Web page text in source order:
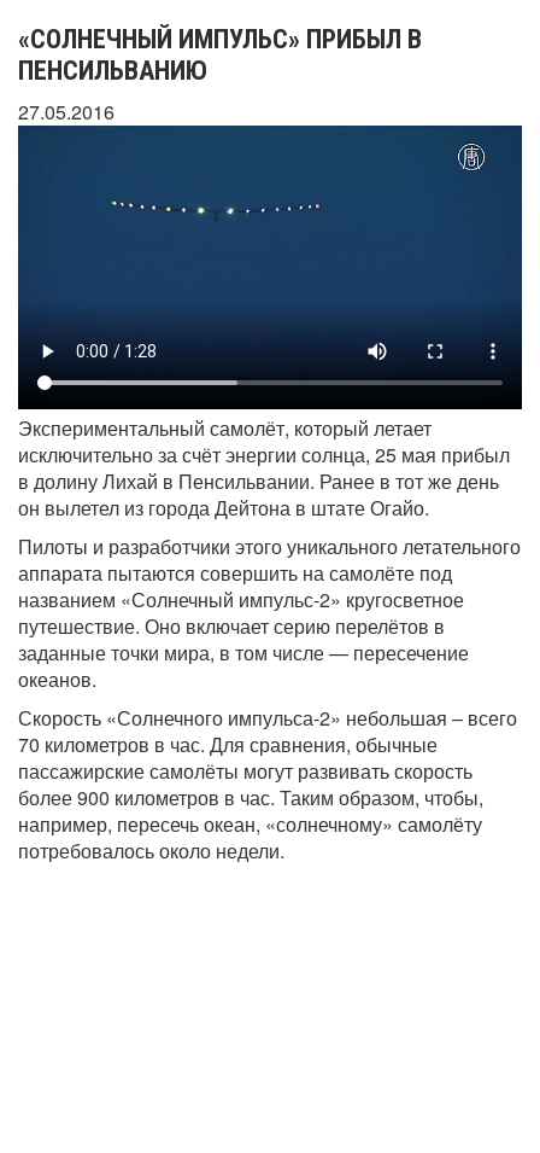
«СОЛНЕЧНЫЙ ИМПУЛЬС» ПРИБЫЛ В
ПЕНСИЛЬВАНИЮ
27.05.2016
Экспериментальный самолёт, который летает
исключительно за счёт энергии солнца, 25 мая прибыл
в долину Лихай в Пенсильвании. Ранее в тот же день
он вылетел из города Дейтона в штате Огайо.
Пилоты и разработчики этого уникального летательного
аппарата пытаются совершить на самолёте под
названием «Солнечный импульс-2» кругосветное
путешествие. Оно включает серию перелётов в
заданные точки мира, в том числе — пересечение
океанов.
Скорость «Солнечного импульса-2» небольшая – всего
70 километров в час. Для сравнения, обычные
пассажирские самолёты могут развивать скорость
более 900 километров в час. Таким образом, чтобы,
например, пересечь океан, «солнечному» самолёту
потребовалось около недели.